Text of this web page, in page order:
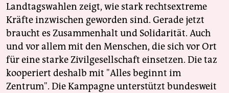
Landtagswahlen zeigt, wie stark rechtsextreme
Kräfte inzwischen geworden sind. Gerade jetzt
braucht es Zusammenhalt und Solidarität. Auch
und vor allem mit den Menschen, die sich vor Ort
für eine starke Zivilgesellschaft einsetzen. Die taz
kooperiert deshalb mit "Alles beginnt im
Zentrum". Die Kampagne unterstützt bundesweit